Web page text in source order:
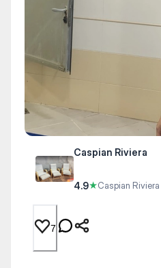
Caspian Riviera
4.9★Caspian Riviera
7